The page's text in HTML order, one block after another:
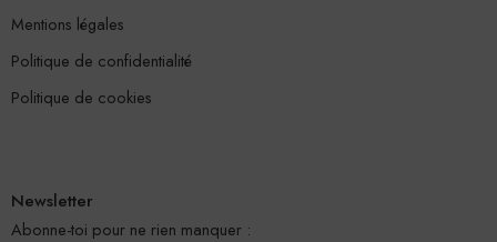
Mentions légales
Politique de confidentialité
Politique de cookies
Newsletter
Abonne-toi pour ne rien manquer :